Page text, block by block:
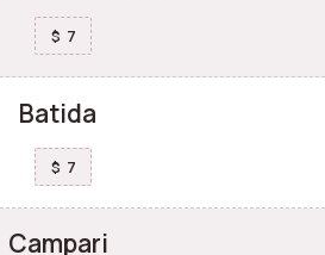
$ 7
Batida
$ 7
Campari